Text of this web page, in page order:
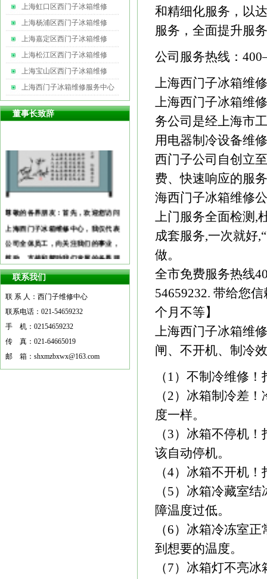
上海虹口区西门子冰箱维修
上海杨浦区西门子冰箱维修
上海嘉定区西门子冰箱维修
上海松江区西门子冰箱维修
上海宝山区西门子冰箱维修
上海西门子冰箱维修服务中心
董事长致辞
上海西门子冰箱维修中心，我仅代表
公司全体员工，向关注我们的事业，
鼓励、支持和帮助我们发展的各界朋
友表示衷心的感谢和诚挚的敬意！
更多
联系我们
联 系 人：西门子维修中心
联系电话：021-54659232
手 机：02154659232
传 真：021-64665019
邮 箱：shxmzbxwx@163.com
和精细化服务，以
服务，全面提升服
公司服务热线：
上海西门子冰箱维
上海西门子冰箱维
务公司是经上海市
用电器制冷设备维
西门子公司自创立
费、快速响应的服
海西门子冰箱维修
上门服务全面检测,
成套服务,一次就好
做。
全市免费服务热线
54659232. 带给您
个月不等】
上海西门子冰箱维
闸、不开机、制冷
（1）不制冷维修
（2）冰箱制冷差
度一样。
（3）冰箱不停机
该自动停机。
（4）冰箱不开机
（5）冰箱冷藏室
障温度过低。
（6）冰箱冷冻室
到想要的温度。
（7）冰箱灯不亮